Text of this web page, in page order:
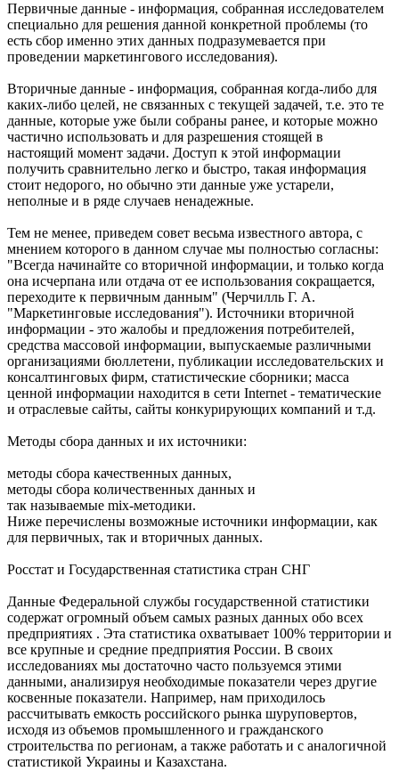
Первичные данные - информация, собранная исследователем
специально для решения данной конкретной проблемы (то
есть сбор именно этих данных подразумевается при
проведении маркетингового исследования).
Вторичные данные - информация, собранная когда-либо для
каких-либо целей, не связанных с текущей задачей, т.е. это те
данные, которые уже были собраны ранее, и которые можно
частично использовать и для разрешения стоящей в
настоящий момент задачи. Доступ к этой информации
получить сравнительно легко и быстро, такая информация
стоит недорого, но обычно эти данные уже устарели,
неполные и в ряде случаев ненадежные.
Тем не менее, приведем совет весьма известного автора, с
мнением которого в данном случае мы полностью согласны:
"Всегда начинайте со вторичной информации, и только когда
она исчерпана или отдача от ее использования сокращается,
переходите к первичным данным" (Черчилль Г. А.
"Маркетинговые исследования"). Источники вторичной
информации - это жалобы и предложения потребителей,
средства массовой информации, выпускаемые различными
организациями бюллетени, публикации исследовательских и
консалтинговых фирм, статистические сборники; масса
ценной информации находится в сети Internet - тематические
и отраслевые сайты, сайты конкурирующих компаний и т.д.
Методы сбора данных и их источники:
методы сбора качественных данных,
методы сбора количественных данных и
так называемые mix-методики.
Ниже перечислены возможные источники информации, как
для первичных, так и вторичных данных.
Росстат и Государственная статистика стран СНГ
Данные Федеральной службы государственной статистики
содержат огромный объем самых разных данных обо всех
предприятиях . Эта статистика охватывает 100% территории и
все крупные и средние предприятия России. В своих
исследованиях мы достаточно часто пользуемся этими
данными, анализируя необходимые показатели через другие
косвенные показатели. Например, нам приходилось
рассчитывать емкость российского рынка шуруповертов,
исходя из объемов промышленного и гражданского
строительства по регионам, а также работать и с аналогичной
статистикой Украины и Казахстана.